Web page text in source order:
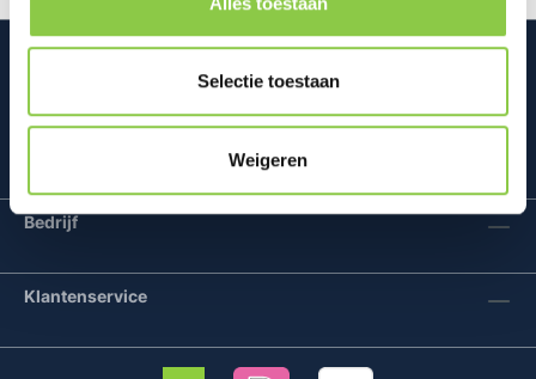
Selectie toestaan
Weigeren
Mconomy BV
Bedrijf
Klantenservice